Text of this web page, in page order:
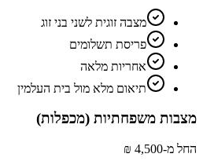
מצבה זוגית לשני בני זוג
פריסת תשלומים
אחריות מלאה
תיאום מלא מול בית העלמין
מצבות משפחתיות (מכפלות)
החל מ-4,500 ₪